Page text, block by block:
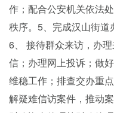
作；配合公安机关依法
秩序。5、完成汉山街道
6、 接待群众来访，办
信；办理网上投诉；做
维稳工作；排查交办重
解疑难信访案件，推动